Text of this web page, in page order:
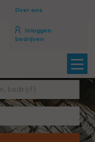
Over ons
Inloggen
bedrijven